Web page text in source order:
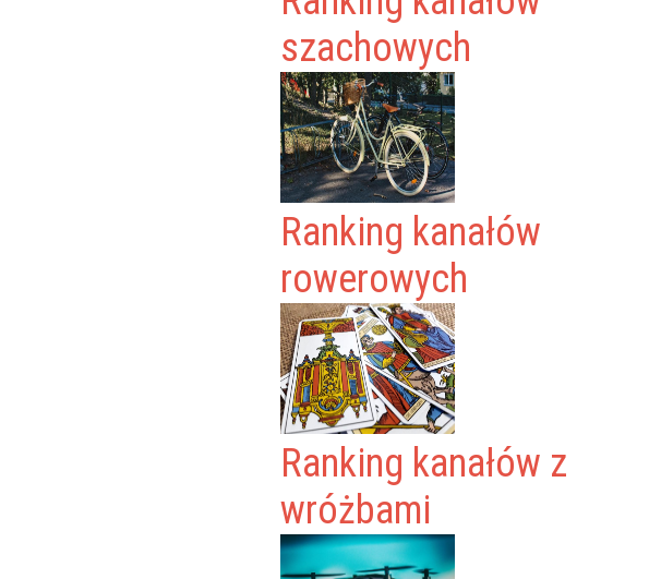
szachowych
Ranking kanałów
rowerowych
Ranking kanałów z
wróżbami